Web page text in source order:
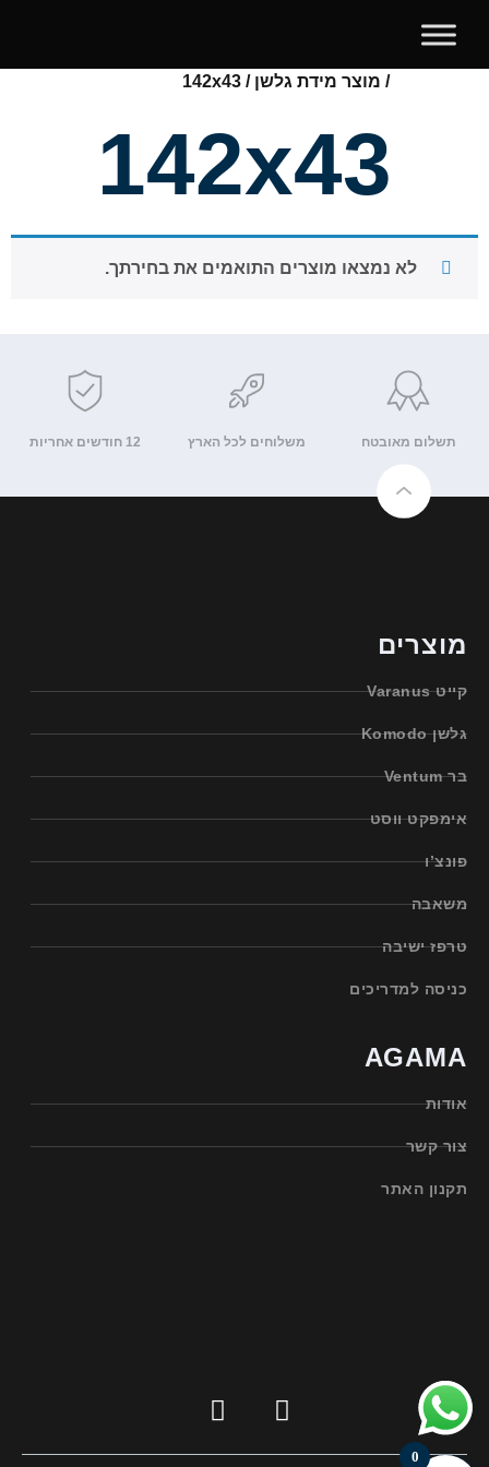
/ מוצר מידת גלשן / 142x43
142x43
לא נמצאו מוצרים התואמים את בחירתך.
תשלום מאובטח משלוחים לכל הארץ 12 חודשים אחריות
מוצרים
קייט Varanus
גלשן Komodo
בר Ventum
אימפקט ווסט
פונצ’ו
משאבה
טרפז ישיבה
כניסה למדריכים
AGAMA
אודות
צור קשר
תקנון האתר
0